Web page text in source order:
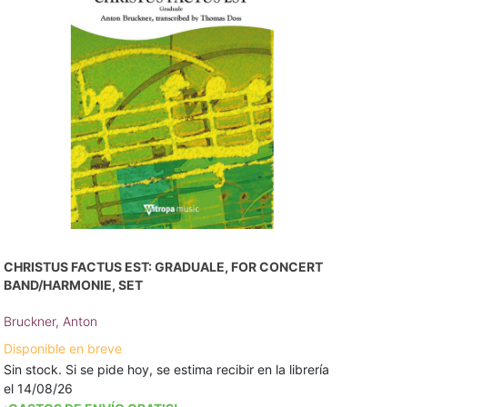
CHRISTUS FACTUS EST: GRADUALE, FOR CONCERT
BAND/HARMONIE, SET
Bruckner, Anton
Disponible en breve
Sin stock. Si se pide hoy, se estima recibir en la librería
el 14/08/26